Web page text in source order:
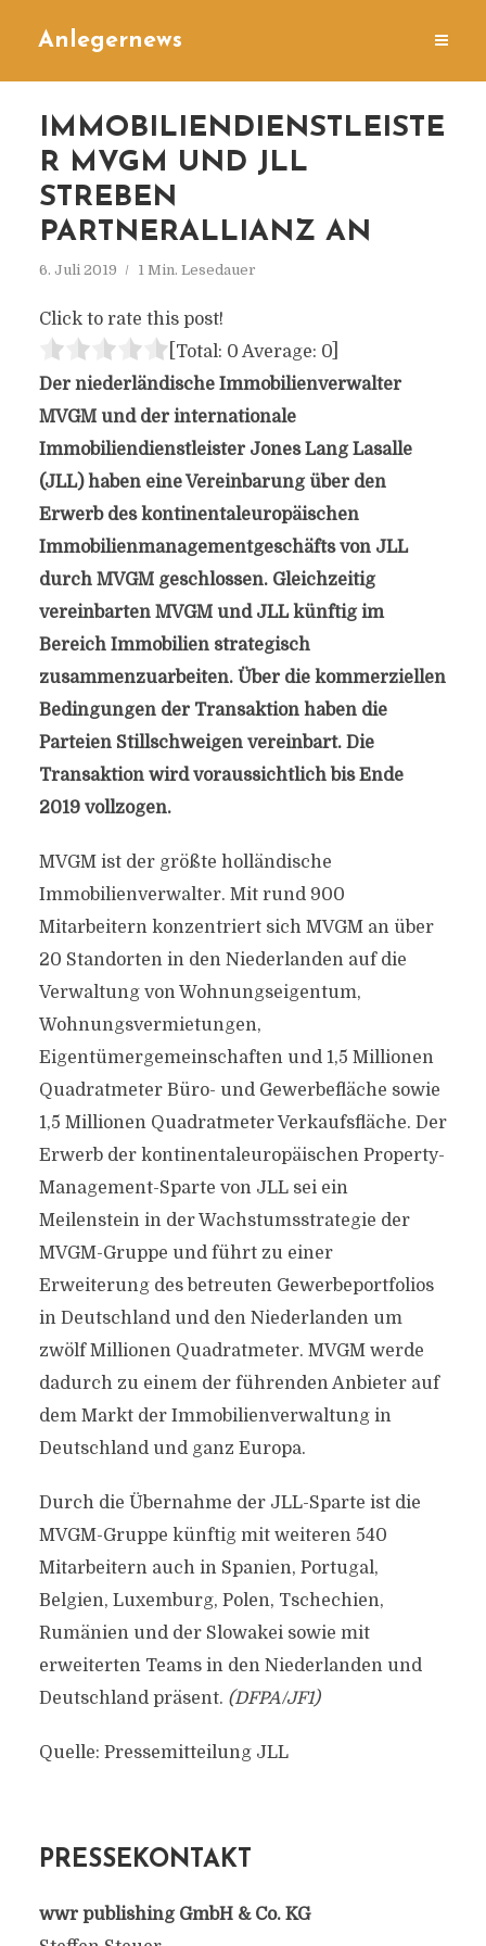
Anlegernews
IMMOBILIENDIENSTLEISTE
R MVGM UND JLL
STREBEN
PARTNERALLIANZ AN
6. Juli 2019 1 Min. Lesedauer
Click to rate this post!
[Total: 0 Average: 0]
Der niederländische Immobilienverwalter
MVGM und der internationale
Immobiliendienstleister Jones Lang Lasalle
(JLL) haben eine Vereinbarung über den
Erwerb des kontinentaleuropäischen
Immobilienmanagementgeschäfts von JLL
durch MVGM geschlossen. Gleichzeitig
vereinbarten MVGM und JLL künftig im
Bereich Immobilien strategisch
zusammenzuarbeiten. Über die kommerziellen
Bedingungen der Transaktion haben die
Parteien Stillschweigen vereinbart. Die
Transaktion wird voraussichtlich bis Ende
2019 vollzogen.
MVGM ist der größte holländische
Immobilienverwalter. Mit rund 900
Mitarbeitern konzentriert sich MVGM an über
20 Standorten in den Niederlanden auf die
Verwaltung von Wohnungseigentum,
Wohnungsvermietungen,
Eigentümergemeinschaften und 1,5 Millionen
Quadratmeter Büro- und Gewerbefläche sowie
1,5 Millionen Quadratmeter Verkaufsfläche. Der
Erwerb der kontinentaleuropäischen Property-
Management-Sparte von JLL sei ein
Meilenstein in der Wachstumsstrategie der
MVGM-Gruppe und führt zu einer
Erweiterung des betreuten Gewerbeportfolios
in Deutschland und den Niederlanden um
zwölf Millionen Quadratmeter. MVGM werde
dadurch zu einem der führenden Anbieter auf
dem Markt der Immobilienverwaltung in
Deutschland und ganz Europa.
Durch die Übernahme der JLL-Sparte ist die
MVGM-Gruppe künftig mit weiteren 540
Mitarbeitern auch in Spanien, Portugal,
Belgien, Luxemburg, Polen, Tschechien,
Rumänien und der Slowakei sowie mit
erweiterten Teams in den Niederlanden und
Deutschland präsent. (DFPA/JF1)
Quelle: Pressemitteilung JLL
PRESSEKONTAKT
wwr publishing GmbH & Co. KG